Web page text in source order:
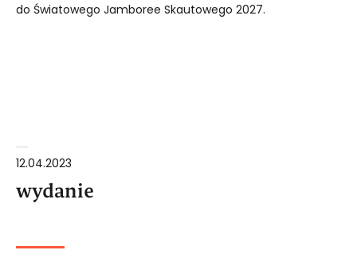
do Światowego Jamboree Skautowego 2027.
12.04.2023
wydanie